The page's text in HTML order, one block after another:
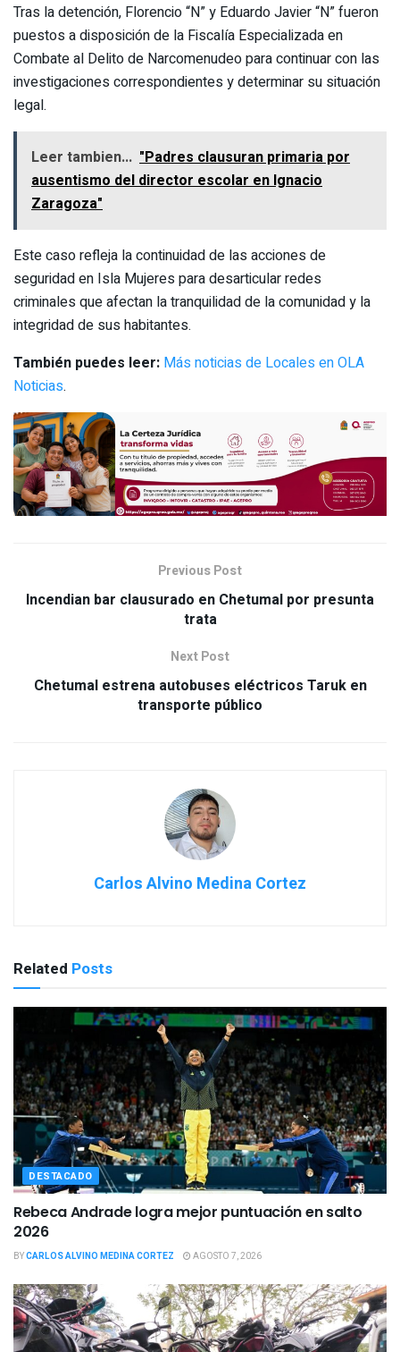
Tras la detención, Florencio “N” y Eduardo Javier “N” fueron
puestos a disposición de la Fiscalía Especializada en
Combate al Delito de Narcomenudeo para continuar con las
investigaciones correspondientes y determinar su situación
legal.
Leer tambien... "Padres clausuran primaria por
ausentismo del director escolar en Ignacio
Zaragoza"
Este caso refleja la continuidad de las acciones de
seguridad en Isla Mujeres para desarticular redes
criminales que afectan la tranquilidad de la comunidad y la
integridad de sus habitantes.
También puedes leer: Más noticias de Locales en OLA
Noticias.
Previous Post
Incendian bar clausurado en Chetumal por presunta
trata
Next Post
Chetumal estrena autobuses eléctricos Taruk en
transporte público
Carlos Alvino Medina Cortez
Related Posts
DESTACADO
Rebeca Andrade logra mejor puntuación en salto
2026
BYCARLOS ALVINO MEDINA CORTEZ AGOSTO 7, 2026